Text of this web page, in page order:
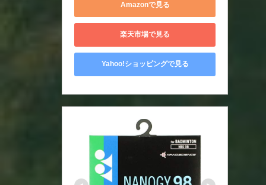
Amazonで見る
楽天市場で見る
Yahoo!ショッピングで見る